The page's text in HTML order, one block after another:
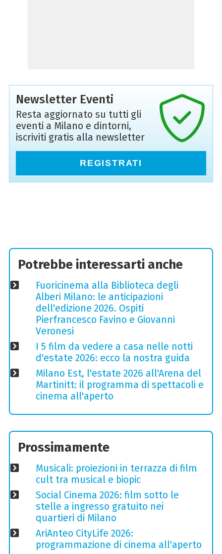
Newsletter Eventi
Resta aggiornato su tutti gli
eventi a Milano e dintorni,
iscriviti gratis alla newsletter
REGISTRATI
Potrebbe interessarti anche
Fuoricinema alla Biblioteca degli
Alberi Milano: le anticipazioni
dell'edizione 2026. Ospiti
Pierfrancesco Favino e Giovanni
Veronesi
I 5 film da vedere a casa nelle notti
d'estate 2026: ecco la nostra guida
Milano Est, l'estate 2026 all'Arena del
Martinitt: il programma di spettacoli e
cinema all'aperto
Prossimamente
Musicali: proiezioni in terrazza di film
cult tra musical e biopic
Social Cinema 2026: film sotto le
stelle a ingresso gratuito nei
quartieri di Milano
AriAnteo CityLife 2026:
programmazione di cinema all'aperto